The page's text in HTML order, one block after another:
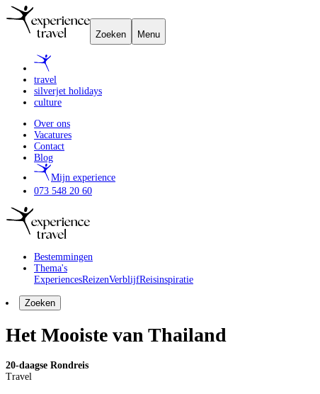
Zoeken Menu
travel
silverjet holidays
culture
Over ons
Vacatures
Contact
Blog
Mijn experience
073 548 20 60
Bestemmingen
Thema's
ExperiencesReizenVerblijfReisinspiratie
Zoeken
Het Mooiste van Thailand
20-daagse Rondreis
Travel